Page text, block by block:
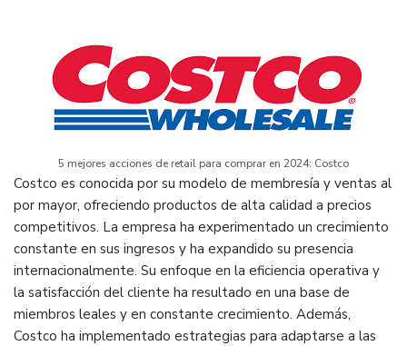
5 mejores acciones de retail para comprar en 2024: Costco
Costco es conocida por su modelo de membresía y ventas al
por mayor, ofreciendo productos de alta calidad a precios
competitivos. La empresa ha experimentado un crecimiento
constante en sus ingresos y ha expandido su presencia
internacionalmente. Su enfoque en la eficiencia operativa y
la satisfacción del cliente ha resultado en una base de
miembros leales y en constante crecimiento. Además,
Costco ha implementado estrategias para adaptarse a las